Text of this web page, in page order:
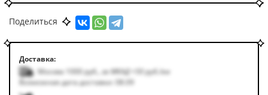
Поделиться
Доставка:
Москва 1000руб. за МКАД +50руб. /км
Возможная дата доставки: 08.09